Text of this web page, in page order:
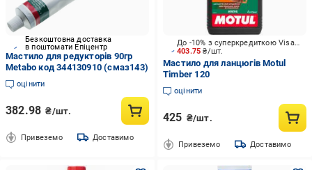
Безкоштовна доставка
в поштомати Епіцентр
Мастило для редукторів 90гр
Metabo код 344130910 (смаз143)
оцінити
382.98 ₴/шт.
Привеземо Доставимо
403.75₴/шт.
До -10% з суперкредиткою Visa Вигода
Мастило для ланцюгів Motul
Timber 120
оцінити
425 ₴/шт.
Привеземо Доставимо